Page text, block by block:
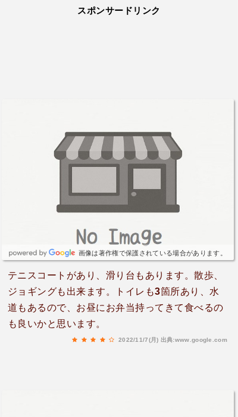
スポンサードリンク
画像は著作権で保護されている場合があります。
テニスコートがあり、滑り台もあります。散歩、
ジョギングも出来ます。トイレも3箇所あり、水
道もあるので、お昼にお弁当持ってきて食べるの
も良いかと思います。
2022/11/7(月) 出典:www.google.com